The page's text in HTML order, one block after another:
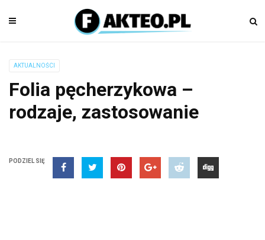
AKTUALNOŚCI
Folia pęcherzykowa –
rodzaje, zastosowanie
PODZIEL SIĘ